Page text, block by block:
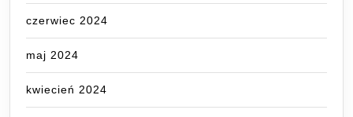
czerwiec 2024
maj 2024
kwiecień 2024